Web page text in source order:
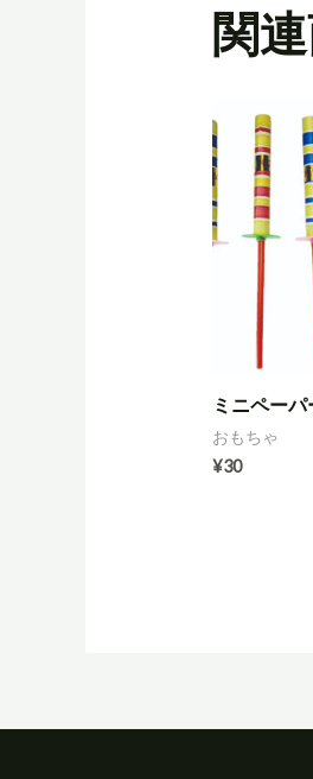
関
ミニペー
おもちゃ
¥30